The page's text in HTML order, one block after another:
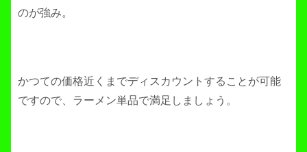
のが強み。
かつての価格近くまでディスカウントすることが可能
ですので、ラーメン単品で満足しましょう。